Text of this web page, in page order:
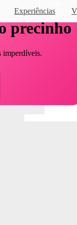
Experiências
precinho
imperdíveis.